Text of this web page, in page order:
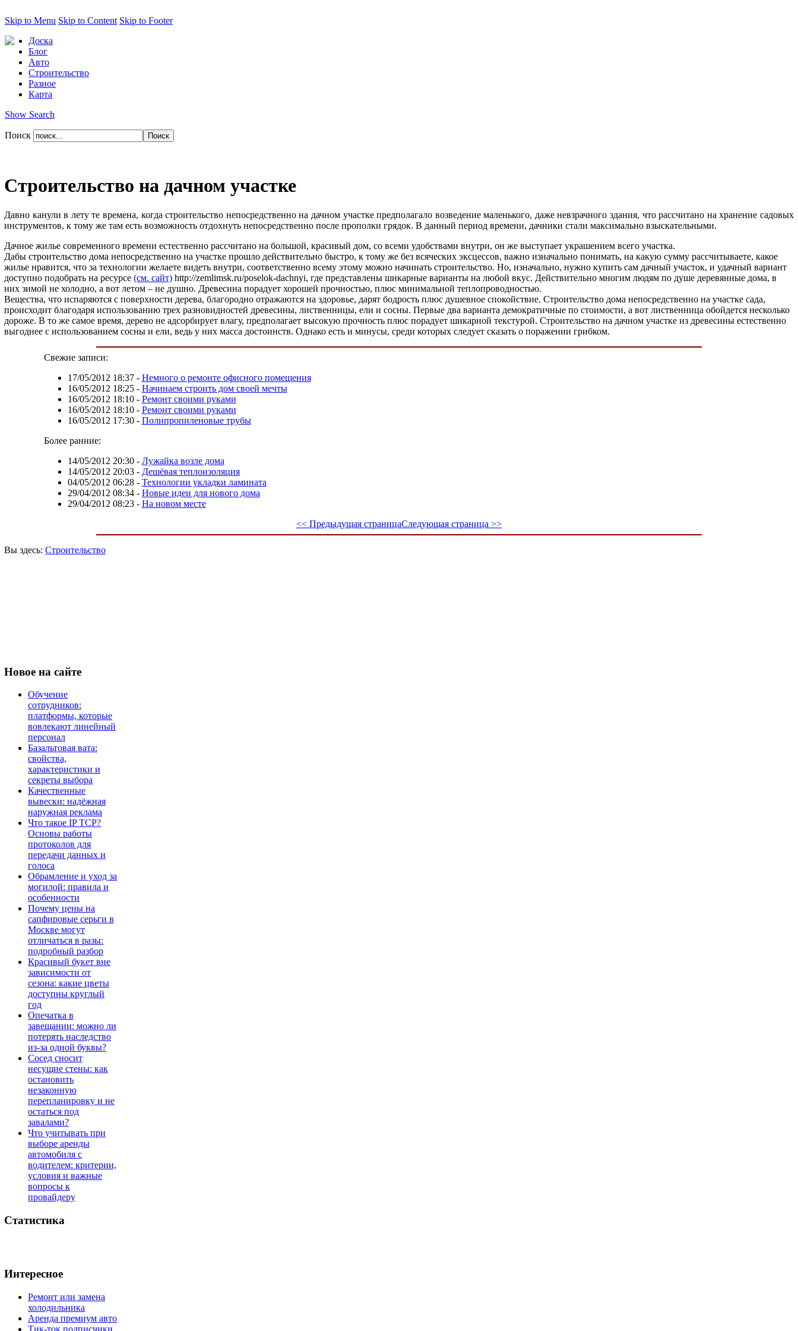
Skip to Menu Skip to Content Skip to Footer
Доска
Блог
Авто
Строительство
Разное
Карта
Show Search
Поиск
Строительство на дачном участке
Давно канули в лету те времена, когда строительство непосредственно на дачном участке предполагало возведение маленького, даже невзрачного здания, что рассчитано на хранение садовых
инструментов, к тому же там есть возможность отдохнуть непосредственно после прополки грядок. В данный период времени, дачники стали максимально взыскательными.
Дачное жилье современного времени естественно рассчитано на большой, красивый дом, со всеми удобствами внутри, он же выступает украшением всего участка.
Дабы строительство дома непосредственно на участке прошло действительно быстро, к тому же без всяческих эксцессов, важно изначально понимать, на какую сумму рассчитываете, какое
жилье нравится, что за технологии желаете видеть внутри, соответственно всему этому можно начинать строительство. Но, изначально, нужно купить сам дачный участок, и удачный вариант
доступно подобрать на ресурсе (см. сайт) http://zemlimsk.ru/poselok-dachnyi, где представлены шикарные варианты на любой вкус. Действительно многим людям по душе деревянные дома, в
них зимой не холодно, а вот летом – не душно. Древесина порадует хорошей прочностью, плюс минимальной теплопроводностью.
Вещества, что испаряются с поверхности дерева, благородно отражаются на здоровье, дарят бодрость плюс душевное спокойствие. Строительство дома непосредственно на участке сада,
происходит благодаря использованию трех разновидностей древесины, лиственницы, ели и сосны. Первые два варианта демократичные по стоимости, а вот лиственница обойдется несколько
дороже. В то же самое время, дерево не адсорбирует влагу, предполагает высокую прочность плюс порадует шикарной текстурой. Строительство на дачном участке из древесины естественно
выгоднее с использованием сосны и ели, ведь у них масса достоинств. Однако есть и минусы, среди которых следует сказать о поражении грибком.
Свежие записи:
17/05/2012 18:37- Немного о ремонте офисного помещения
16/05/2012 18:25- Начинаем строить дом своей мечты
16/05/2012 18:10- Ремонт своими руками
16/05/2012 18:10- Ремонт своими руками
16/05/2012 17:30- Полипропиленовые трубы
Более ранние:
14/05/2012 20:30- Лужайка возле дома
14/05/2012 20:03- Дешёвая теплоизоляция
04/05/2012 06:28- Технологии укладки ламината
29/04/2012 08:34- Новые идеи для нового дома
29/04/2012 08:23- На новом месте
<< Предыдущая страницаСледующая страница >>
Вы здесь: Строительство
Новое на сайте
Обучение
сотрудников:
платформы, которые
вовлекают линейный
персонал
Базальтовая вата:
свойства,
характеристики и
секреты выбора
Качественные
вывески: надёжная
наружная реклама
Что такое IP TCP?
Основы работы
протоколов для
передачи данных и
голоса
Обрамление и уход за
могилой: правила и
особенности
Почему цены на
сапфировые серьги в
Москве могут
отличаться в разы:
подробный разбор
Красивый букет вне
зависимости от
сезона: какие цветы
доступны круглый
год
Опечатка в
завещании: можно ли
потерять наследство
из-за одной буквы?
Сосед сносит
несущие стены: как
остановить
незаконную
перепланировку и не
остаться под
завалами?
Что учитывать при
выборе аренды
автомобиля с
водителем: критерии,
условия и важные
вопросы к
провайдеру
Статистика
Интересное
Ремонт или замена
холодильника
Аренда премиум авто